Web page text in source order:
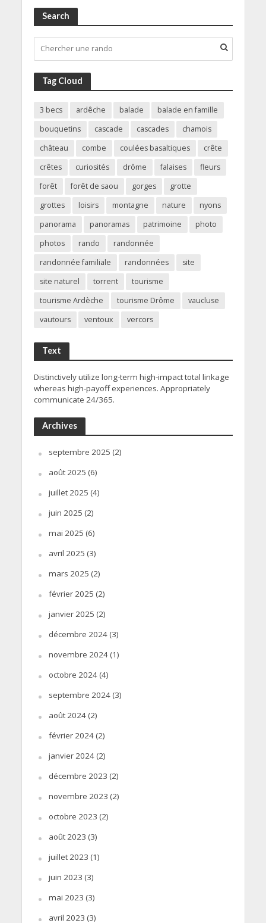
Search
Tag Cloud
3 becs ardêche balade
balade en famille
bouquetins
cascade cascades
chamois
château
combe coulées basaltiques
crête
crêtes
curiosités drôme falaises
fleurs
forêt
forêt de saou gorges
grotte
grottes
loisirs montagne nature
nyons
panorama
panoramas patrimoine
photo
photos
rando
randonnée
randonnée familiale
randonnées
site
site naturel
torrent
tourisme
tourisme Ardèche
tourisme Drôme
vaucluse
vautours
ventoux vercors
Text
Distinctively utilize long-term high-impact total linkage
whereas high-payoff experiences. Appropriately
communicate 24/365.
Archives
septembre 2025 (2)
août 2025 (6)
juillet 2025 (4)
juin 2025 (2)
mai 2025 (6)
avril 2025 (3)
mars 2025 (2)
février 2025 (2)
janvier 2025 (2)
décembre 2024(3)
novembre 2024(1)
octobre 2024(4)
septembre 2024(3)
août 2024(2)
février 2024(2)
janvier 2024(2)
décembre 2023 (2)
novembre 2023 (2)
octobre 2023 (2)
août 2023 (3)
juillet 2023 (1)
juin 2023 (3)
mai 2023 (3)
avril 2023 (3)